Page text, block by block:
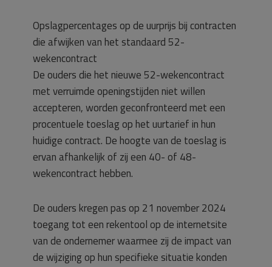
Opslagpercentages op de uurprijs bij contracten
die afwijken van het standaard 52-
wekencontract
De ouders die het nieuwe 52-wekencontract
met verruimde openingstijden niet willen
accepteren, worden geconfronteerd met een
procentuele toeslag op het uurtarief in hun
huidige contract. De hoogte van de toeslag is
ervan afhankelijk of zij een 40- of 48-
wekencontract hebben.
De ouders kregen pas op 21 november 2024
toegang tot een rekentool op de internetsite
van de ondernemer waarmee zij de impact van
de wijziging op hun specifieke situatie konden